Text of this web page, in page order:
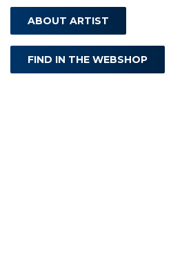
ABOUT ARTIST
FIND IN THE WEBSHOP